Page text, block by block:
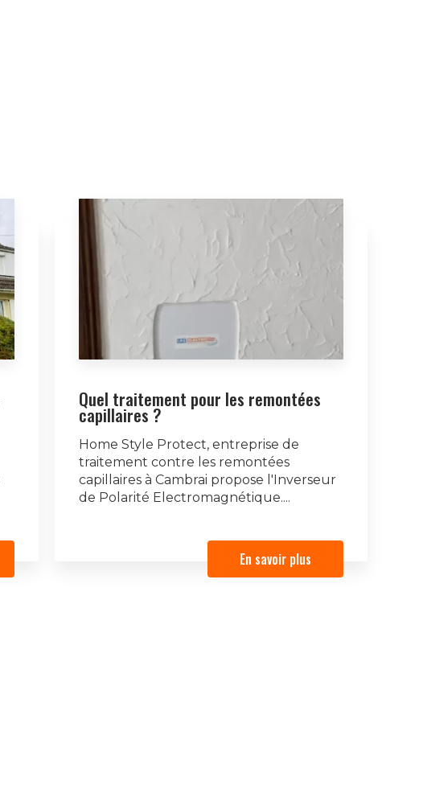
Quel traitement pour les remontées
capillaires ?
Home Style Protect, entreprise de
traitement contre les remontées
capillaires à Cambrai propose l'Inverseur
de Polarité Electromagnétique....
En savoir plus